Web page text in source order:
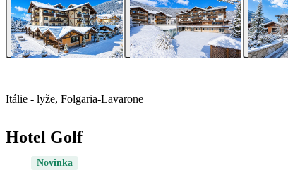
Itálie - lyže, Folgaria-Lavarone
Hotel Golf
Novinka